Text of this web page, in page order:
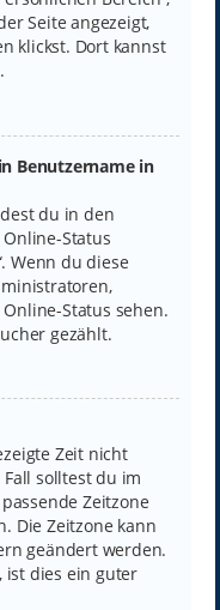
Seite angezeigt,
klickst. Dort kannst
Benutzername in
du in den
Status
Wenn du diese
Status sehen.
gezählt.
Zeit nicht
solltest du im
Zeitzone
Die Zeitzone kann
geändert werden.
dies ein guter